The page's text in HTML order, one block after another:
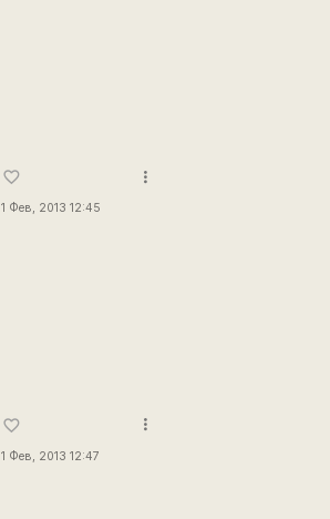
favorite_border
1 Фев, 2013 12:45
more_vert
favorite_border
1 Фев, 2013 12:47
more_vert